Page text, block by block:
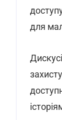
для